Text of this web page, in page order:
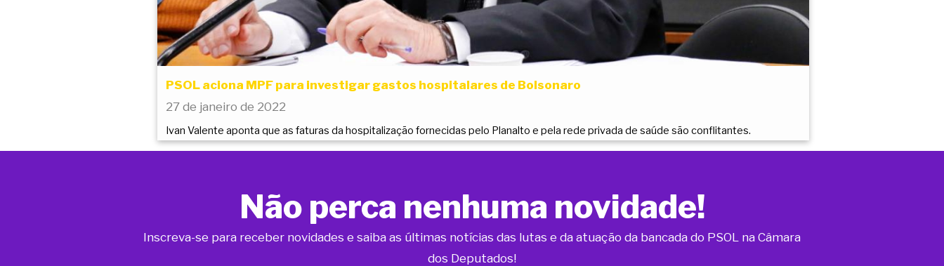
PSOL aciona MPF para investigar gastos hospitalares de Bolsonaro
27 de janeiro de 2022
Ivan Valente aponta que as faturas da hospitalização fornecidas pelo Planalto e pela rede privada de saúde são conflitantes.
Não perca nenhuma novidade!
Inscreva-se para receber novidades e saiba as últimas notícias das lutas e da atuação da bancada do PSOL na Câmara
dos Deputados!